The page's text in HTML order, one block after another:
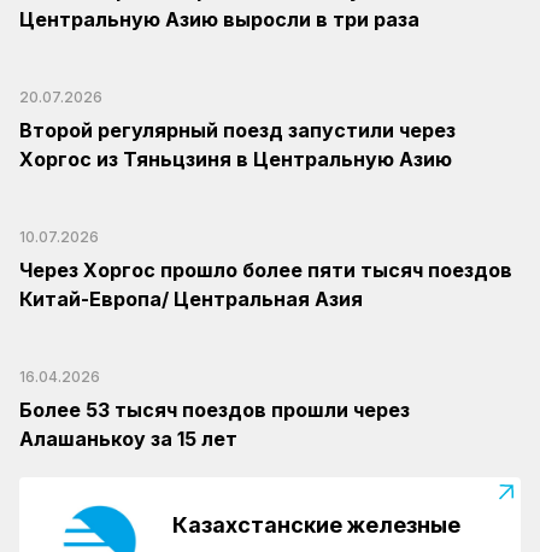
Центральную Азию выросли в три раза
20.07.2026
Второй регулярный поезд запустили через
Хоргос из Тяньцзиня в Центральную Азию
10.07.2026
Через Хоргос прошло более пяти тысяч поездов
Китай-Европа/ Центральная Азия
16.04.2026
Более 53 тысяч поездов прошли через
Алашанькоу за 15 лет
Казахстанские железные